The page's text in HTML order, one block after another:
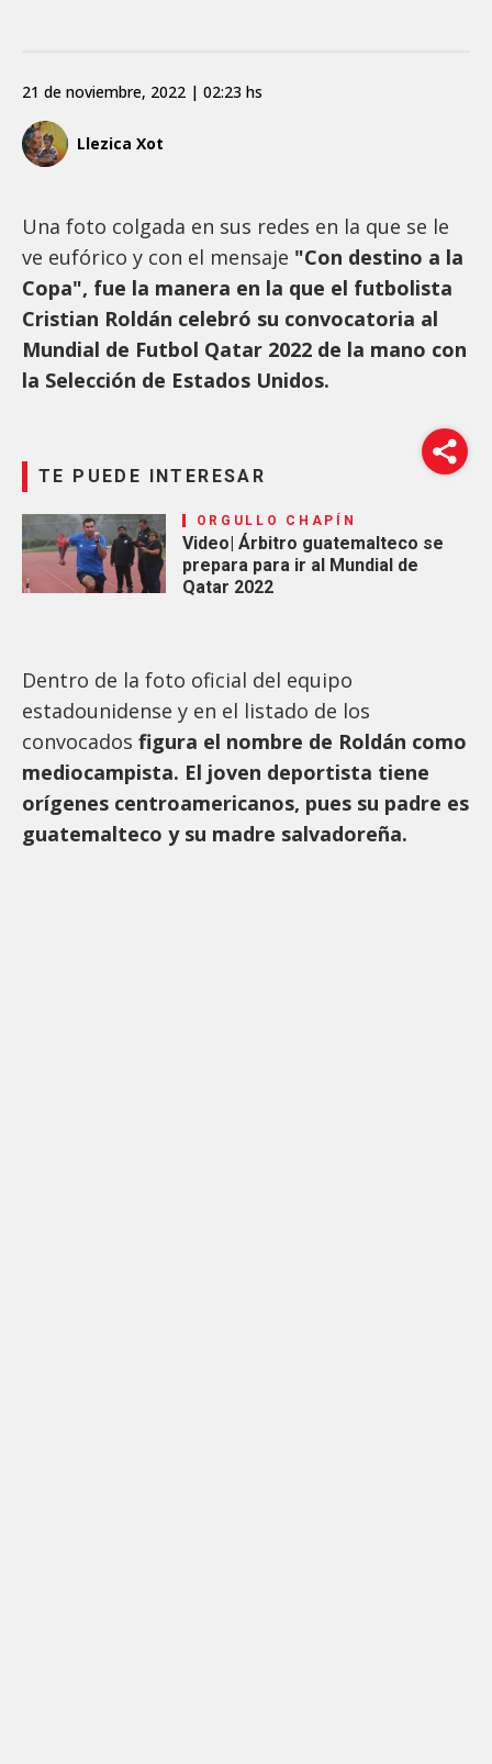
Llezica Xot
21 de noviembre, 2022 | 02:23 hs
Una foto colgada en sus redes en la que se le
ve eufórico y con el mensaje "Con destino a la
Copa", fue la manera en la que el futbolista
Cristian Roldán celebró su convocatoria al
Mundial de Futbol Qatar 2022 de la mano con
la Selección de Estados Unidos.
TE PUEDE INTERESAR
ORGULLO CHAPÍN
Video| Árbitro guatemalteco se
prepara para ir al Mundial de
Qatar 2022
Dentro de la foto oficial del equipo
estadounidense y en el listado de los
convocados figura el nombre de Roldán como
mediocampista. El joven deportista tiene
orígenes centroamericanos, pues su padre es
guatemalteco y su madre salvadoreña.